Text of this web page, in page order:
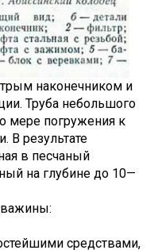
наконечником и
Труба небольшого
мере погружения к
В результате
в песчаный
на глубине до 10—
средствами,